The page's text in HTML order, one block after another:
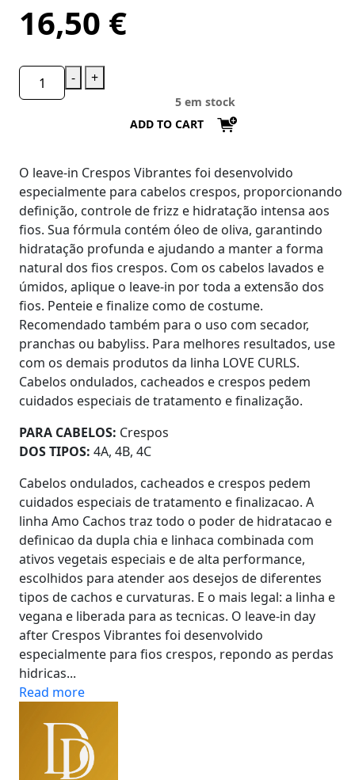
16,50 €
- +
5 em stock
ADD TO CART
O leave-in Crespos Vibrantes foi desenvolvido
especialmente para cabelos crespos, proporcionando
definição, controle de frizz e hidratação intensa aos
fios. Sua fórmula contém óleo de oliva, garantindo
hidratação profunda e ajudando a manter a forma
natural dos fios crespos. Com os cabelos lavados e
úmidos, aplique o leave-in por toda a extensão dos
fios. Penteie e finalize como de costume.
Recomendado também para o uso com secador,
pranchas ou babyliss. Para melhores resultados, use
com os demais produtos da linha LOVE CURLS.
Cabelos ondulados, cacheados e crespos pedem
cuidados especiais de tratamento e finalização.
PARA CABELOS: Crespos
DOS TIPOS: 4A, 4B, 4C
Cabelos ondulados, cacheados e crespos pedem
cuidados especiais de tratamento e finalizacao. A
linha Amo Cachos traz todo o poder de hidratacao e
definicao da dupla chia e linhaca combinada com
ativos vegetais especiais e de alta performance,
escolhidos para atender aos desejos de diferentes
tipos de cachos e curvaturas. E o mais legal: a linha e
vegana e liberada para as tecnicas. O leave-in day
after Crespos Vibrantes foi desenvolvido
especialmente para fios crespos, repondo as perdas
hidricas...
Read more